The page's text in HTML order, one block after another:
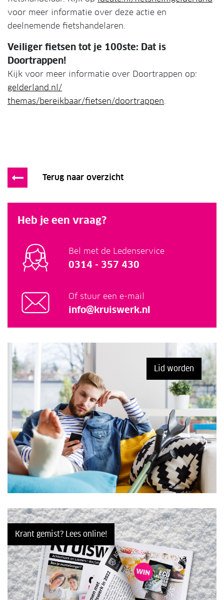
voor meer informatie over deze actie en
deelnemende fietshandelaren.
Veiliger fietsen tot je 100ste: Dat is
Doortrappen!
Kijk voor meer informatie over Doortrappen op:
gelderland.nl/
themas/bereikbaar/fietsen/doortrappen.
Terug naar overzicht
Heb je een vraag?
Bel met de Ledenservice
0314 - 357 430
Of stuur een e-mail
info@kruiswerk.nl
Lid worden
Krant gemist? Lees online!